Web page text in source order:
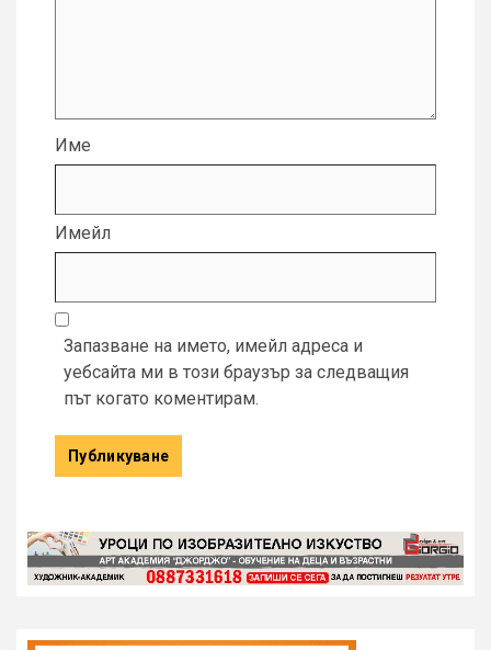
Име
Имейл
Запазване на името, имейл адреса и
уебсайта ми в този браузър за следващия
път когато коментирам.